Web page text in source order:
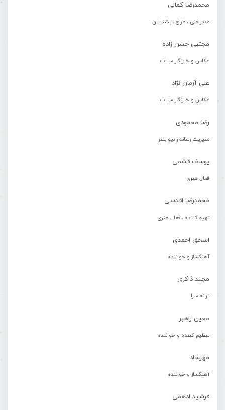
محمدرضا کمالی
مدیر فنی ، طراح ، پشتیبان
مجتبی حسن زاده
عکاس و خبرنگار سایت
علی آرمان نژاد
عکاس و خبرنگار سایت
رضا محمودی
مدیریت رسانه رادیو بندر
یوسف قشمی
فعال هنری
محمدرضا اقدسی
تهیه کننده ، فعال هنری
اسحق احمدی
آهنگساز و خواننده
مجید ذاکری
ترانه سرا
معین راهبر
تنظیم کننده و خواننده
مهرشاد
آهنگساز و خواننده
فرشید ادهمی